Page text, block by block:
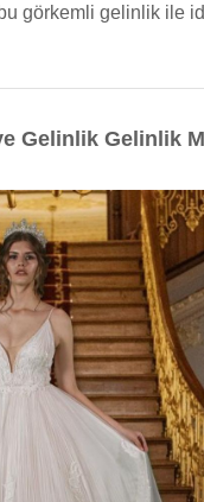
görkemli gelinlik ile
Gelinlik Gelinlik